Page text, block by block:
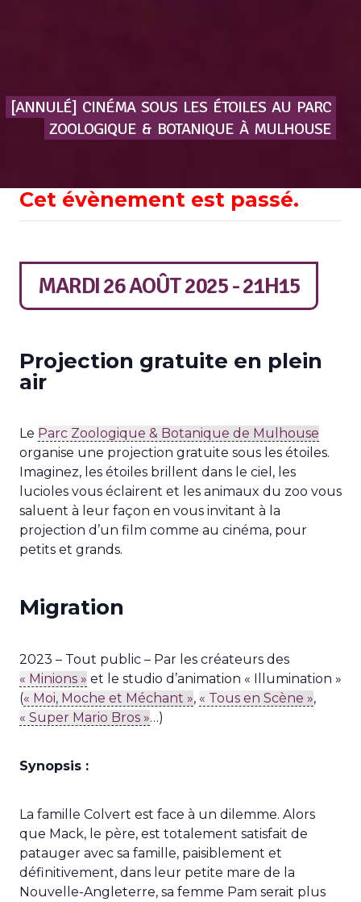
[ANNULÉ] CINÉMA SOUS LES ÉTOILES AU PARC
ZOOLOGIQUE & BOTANIQUE À MULHOUSE
Cet évènement est passé.
MARDI 26 AOÛT 2025 - 21H15
Projection gratuite en plein
air
Le Parc Zoologique & Botanique de Mulhouse
organise une projection gratuite sous les étoiles.
Imaginez, les étoiles brillent dans le ciel, les
lucioles vous éclairent et les animaux du zoo vous
saluent à leur façon en vous invitant à la
projection d’un film comme au cinéma, pour
petits et grands.
Migration
2023 – Tout public – Par les créateurs des
« Minions » et le studio d’animation « Illumination »
(« Moi, Moche et Méchant », « Tous en Scène »,
« Super Mario Bros »…)
Synopsis :
La famille Colvert est face à un dilemme. Alors
que Mack, le père, est totalement satisfait de
patauger avec sa famille, paisiblement et
définitivement, dans leur petite mare de la
Nouvelle-Angleterre, sa femme Pam serait plus